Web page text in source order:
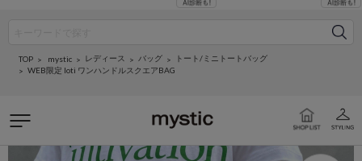
TOP mystic レディース バッグ
トート/ミニトートバッグ
WEB限定 loti ワンハンドルスクエアBAG